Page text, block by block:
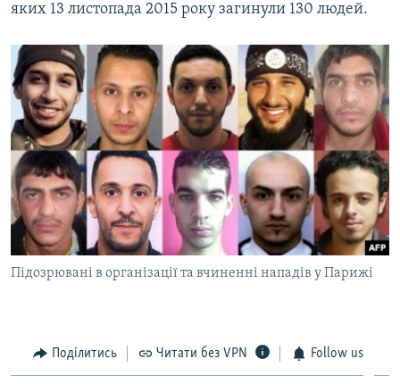
яких 13 листопада 2015 року загинули 130 людей. ​
Підозрювані в організації та вчиненні нападів у Парижі
Поділитись Читати без VPN Follow us